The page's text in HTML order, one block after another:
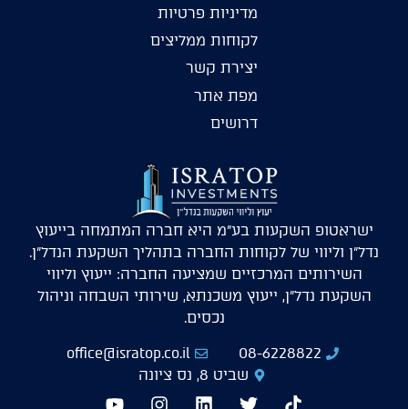
מדיניות פרטיות
לקוחות ממליצים
יצירת קשר
מפת אתר
דרושים
ישראטופ השקעות בע"מ היא חברה המתמחה בייעוץ
נדל"ן וליווי של לקוחות החברה בתהליך השקעת הנדל"ן.
השירותים המרכזיים שמציעה החברה: ייעוץ וליווי
השקעת נדל"ן, ייעוץ משכנתא, שירותי השבחה וניהול
נכסים.
08-6228822
office@isratop.co.il
שביט 8, נס ציונה